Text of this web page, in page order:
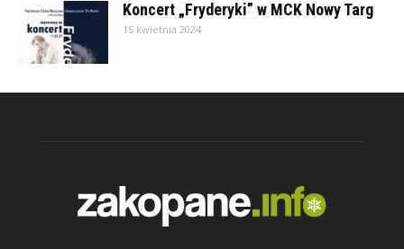
Koncert „Fryderyki” w MCK Nowy Targ
15 kwietnia 2024